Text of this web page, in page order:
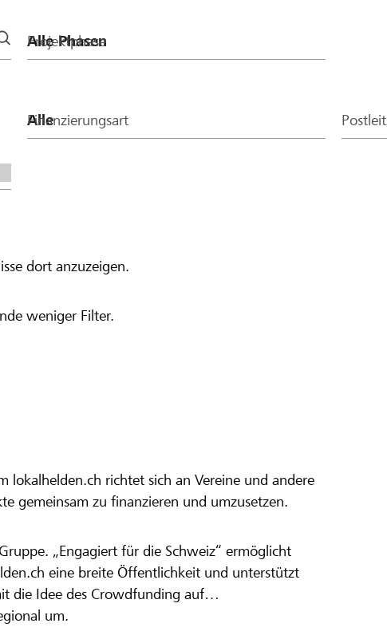
Projektphase
Finanzierungsart
dort anzuzeigen.
weniger Filter.
lokalhelden.ch richtet sich an Vereine und andere
gemeinsam zu finanzieren und umzusetzen.
„Engagiert für die Schweiz“ ermöglicht
eine breite Öffentlichkeit und unterstützt
die Idee des Crowdfunding auf
um.